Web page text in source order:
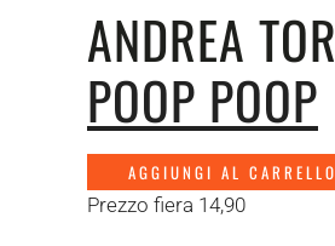
ANDREA
POOP POOP
AGGIUNGI AL CARRELLO
Prezzo fiera 14,90